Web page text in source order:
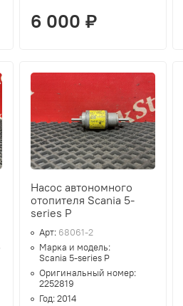
6 000 ₽
Насос автономного
отопителя Scania 5-
series P
Арт: 68061-2
Марка и модель:
Scania 5-series P
Оригинальный номер:
2252819
Год:2014